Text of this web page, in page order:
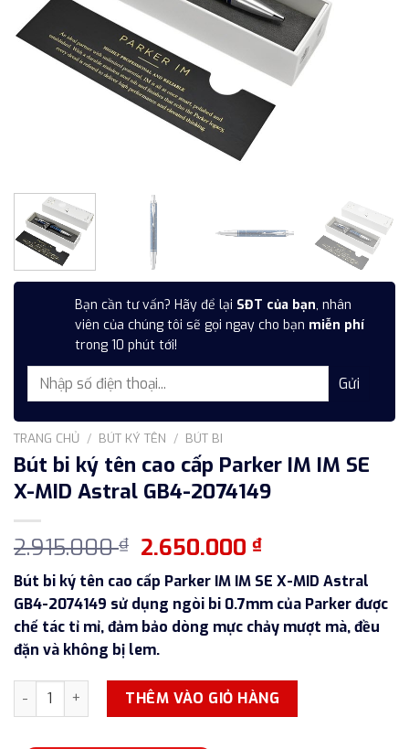
Bạn cần tư vấn? Hãy để lại SĐT của bạn, nhân
viên của chúng tôi sẽ gọi ngay cho bạn miễn phí
trong 10 phút tới!
TRANG CHỦ / BÚT KÝ TÊN / BÚT BI
Bút bi ký tên cao cấp Parker IM IM SE
X-MID Astral GB4-2074149
2.915.000₫ Giá
gốc
là:
2.915.000 ₫.
2.650.000₫Giá
hiện
tại
là:
2.650.000 ₫.
Bút bi ký tên cao cấp Parker IM IM SE X-MID Astral
GB4-2074149 sử dụng ngòi bi 0.7mm của Parker được
chế tác tỉ mỉ, đảm bảo dòng mực chảy mượt mà, đều
đặn và không bị lem.
Bút bi ký tên cao cấp Parker IM IM SE X-MID Astral GB4-
THÊM VÀO GIỎ HÀNG